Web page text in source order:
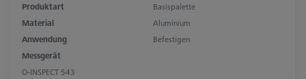
Produktart
Basispalette
Material
Aluminium
Anwendung
Befestigen
Messgerät
O-INSPECT 543